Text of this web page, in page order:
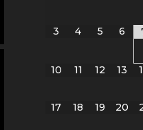
3 4 5 6
10 11 12 13
17 18 19 20